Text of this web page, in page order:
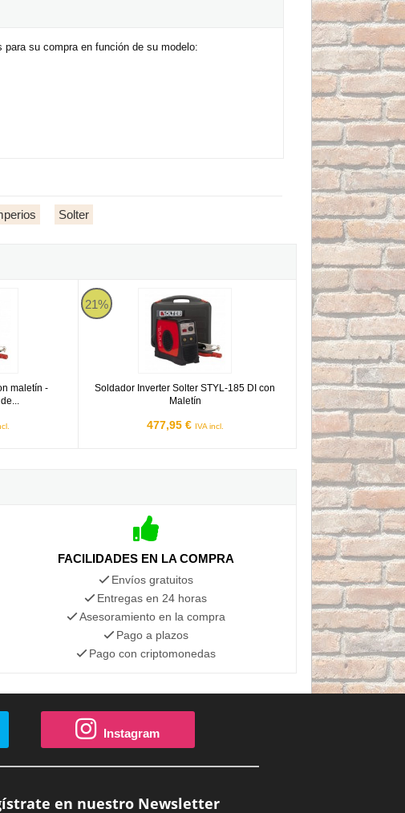
su compra en función de su modelo:
Solter
maletín -
maletín - Soldador Inverter de 200Amp
21%
Soldador Inverter Solter STYL-185 DI con
Maletín
477,95 € IVA incl.
Soldador Inverter Solter STYL-185 DI con Maletín
FACILIDADES EN LA COMPRA
Envíos gratuitos
Entregas en 24 horas
Asesoramiento en la compra
Pago a plazos
Pago con criptomonedas
Instagram
en nuestro Newsletter